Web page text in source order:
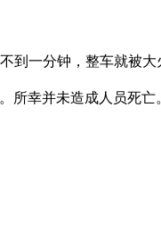
幸并未造成人员死亡。